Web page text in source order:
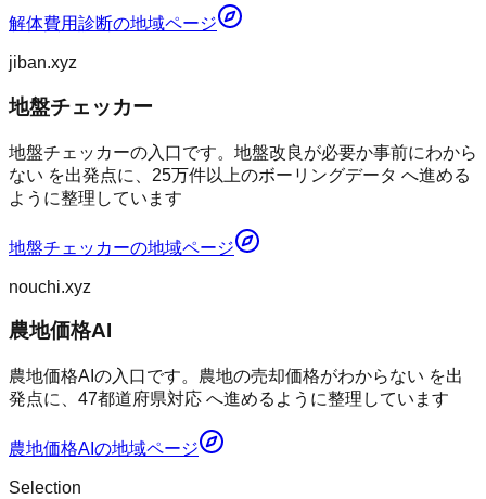
解体費用診断の地域ページ
jiban.xyz
地盤チェッカー
地盤チェッカーの入口です。地盤改良が必要か事前にわから
ない を出発点に、25万件以上のボーリングデータ へ進める
ように整理しています
地盤チェッカーの地域ページ
nouchi.xyz
農地価格AI
農地価格AIの入口です。農地の売却価格がわからない を出
発点に、47都道府県対応 へ進めるように整理しています
農地価格AI の地域ページ
Selection